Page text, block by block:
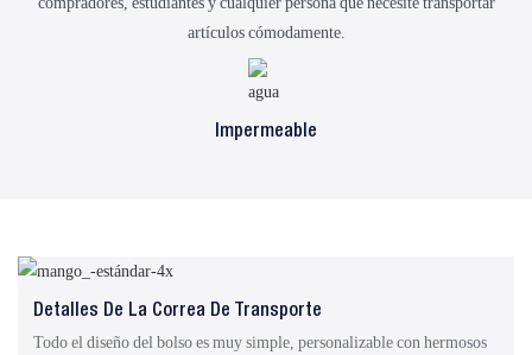
artículos cómodamente.
Impermeable
Detalles De La Correa De Transporte
Todo el diseño del bolso es muy simple, personalizable con hermosos